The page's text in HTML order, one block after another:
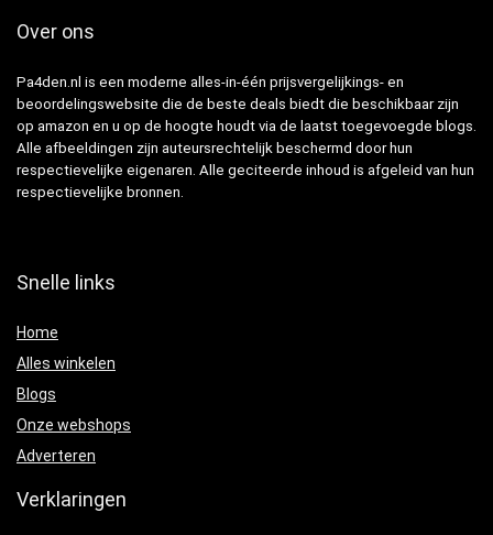
Over ons
Pa4den.nl is een moderne alles-in-één prijsvergelijkings- en
beoordelingswebsite die de beste deals biedt die beschikbaar zijn
op amazon en u op de hoogte houdt via de laatst toegevoegde blogs.
Alle afbeeldingen zijn auteursrechtelijk beschermd door hun
respectievelijke eigenaren. Alle geciteerde inhoud is afgeleid van hun
respectievelijke bronnen.
Snelle links
Home
Alles winkelen
Blogs
Onze webshops
Adverteren
Verklaringen